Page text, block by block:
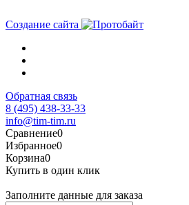
Создание сайта
Обратная связь
8 (495) 438-33-33
info@tim-tim.ru
Сравнение0
Избранное0
Корзина0
Купить в один клик
Заполните данные для заказа